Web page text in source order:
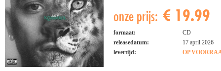
onze prijs: € 19.99
formaat:
CD
releasedatum:
17 april 2026
levertijd:
OP